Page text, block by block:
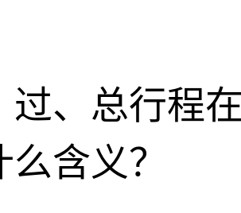
过、总行程
含义？